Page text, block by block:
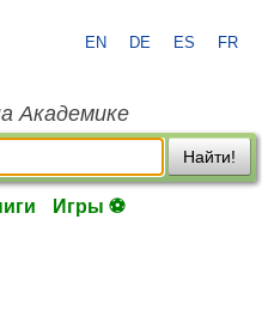
EN DE ES FR
Академике
Найти!
Игры ⚽